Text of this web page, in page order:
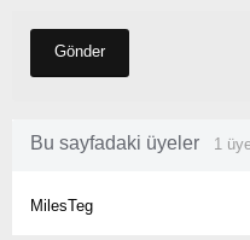
Gönder
Bu sayfadaki üyeler 1
MilesTeg